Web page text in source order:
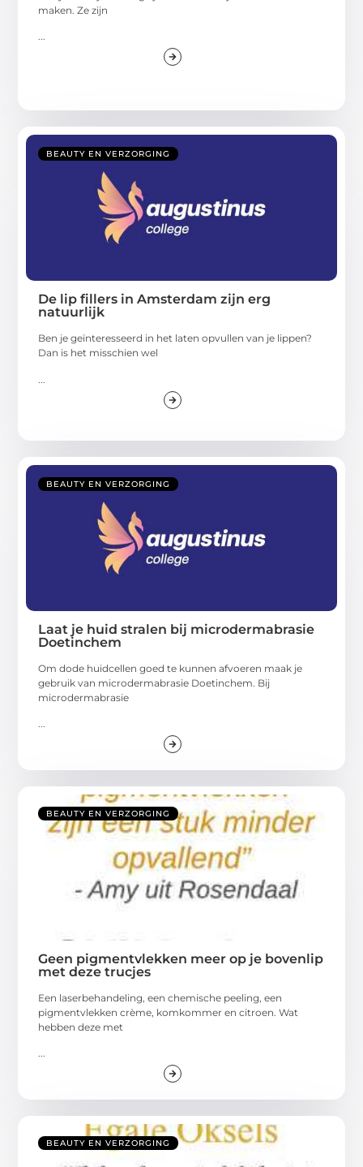
maken. Ze zijn
...
BEAUTY EN VERZORGING
De lip fillers in Amsterdam zijn erg
natuurlijk
Ben je geïnteresseerd in het laten opvullen van je lippen?
Dan is het misschien wel
BEAUTY EN VERZORGING
Laat je huid stralen bij microdermabrasie
Doetinchem
Om dode huidcellen goed te kunnen afvoeren maak je
gebruik van microdermabrasie Doetinchem. Bij
microdermabrasie
BEAUTY EN VERZORGING
Geen pigmentvlekken meer op je bovenlip
met deze trucjes
Een laserbehandeling, een chemische peeling, een
pigmentvlekken crème, komkommer en citroen. Wat
hebben deze met
...
BEAUTY EN VERZORGING